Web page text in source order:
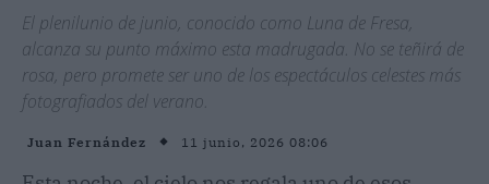
El plenilunio de junio, conocido como Luna de Fresa,
alcanza su punto máximo esta madrugada. No se teñirá de
rosa, pero promete ser uno de los espectáculos celestes más
fotografiados del verano.
Juan Fernández 11 junio, 2026 08:06